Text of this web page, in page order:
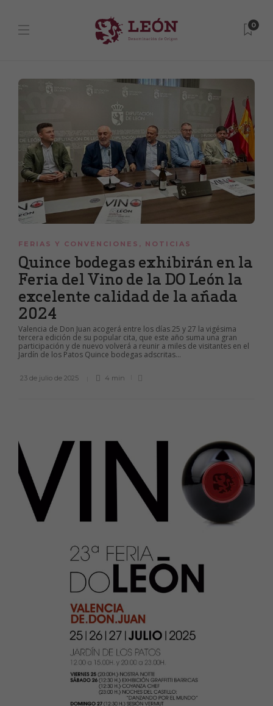
0
FERIAS Y CONVENCIONES , NOTICIAS
Quince bodegas exhibirán en la
Feria del Vino de la DO León la
excelente calidad de la añada
2024
Valencia de Don Juan acogerá entre los días 25 y 27 la vigésima
tercera edición de su popular cita, que este año suma una gran
participación y de nuevo volverá a reunir a miles de visitantes en el
Jardín de los Patos Quince bodegas adscritas...
23 de julio de 2025 4 min